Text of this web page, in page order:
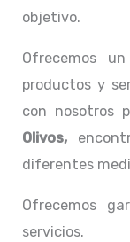
objetivo.
Ofrecemos
productos y
con nosotros
Olivos,
diferentes
Ofrecemos
servicios.